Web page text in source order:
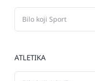
ATLETIKA